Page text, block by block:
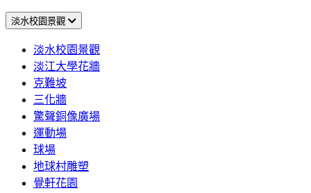
淡水校園景觀
淡水校園景觀
淡江大學花牆
克難坡
三化牆
驚聲銅像廣場
運動場
球場
地球村雕塑
覺軒花園